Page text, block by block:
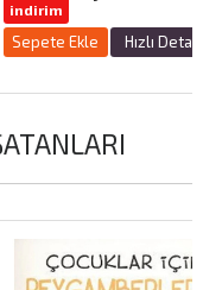
Ekle Hızlı Detay